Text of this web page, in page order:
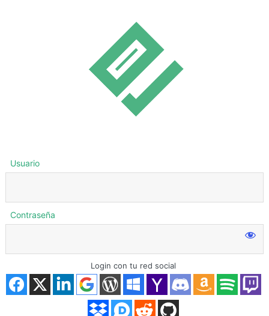
Acceder
Usuario
Contraseña
Login con tu red social